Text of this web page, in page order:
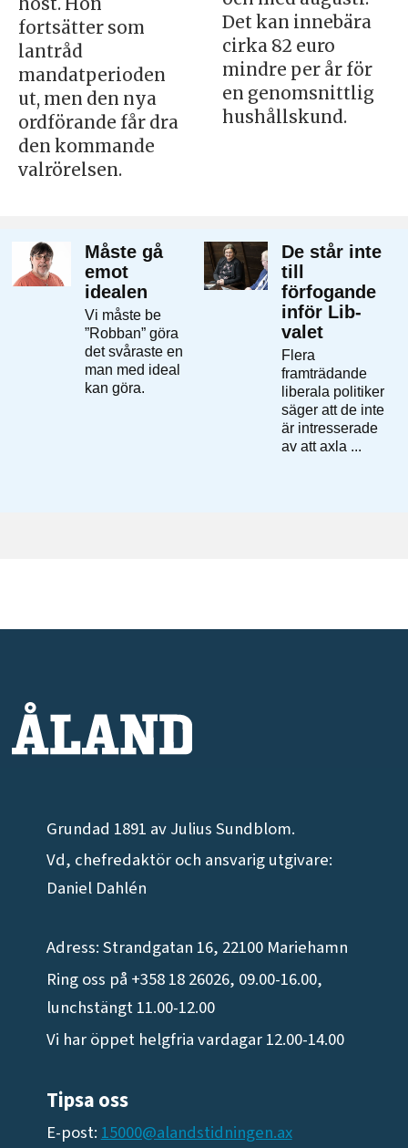
fortsätter som
lantråd
mandatperioden
ut, men den nya
ordförande får dra
den kommande
valrörelsen.
Det kan innebära
cirka 82 euro
mindre per år för
en genomsnittlig
hushållskund.
Grundad 1891 av Julius Sundblom.
Vd, chefredaktör och ansvarig utgivare:
Daniel Dahlén
Adress: Strandgatan 16, 22100 Mariehamn
Ring oss på +358 18 26026, 09.00-16.00,
lunchstängt 11.00-12.00
Vi har öppet helgfria vardagar 12.00-14.00
Tipsa oss
E-post: 15000@alandstidningen.ax